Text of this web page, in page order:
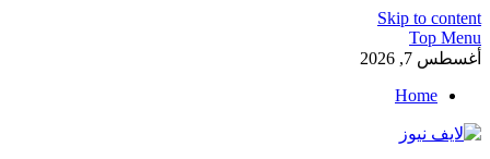
Skip to content
Top Menu
أغسطس 7, 2026
Home